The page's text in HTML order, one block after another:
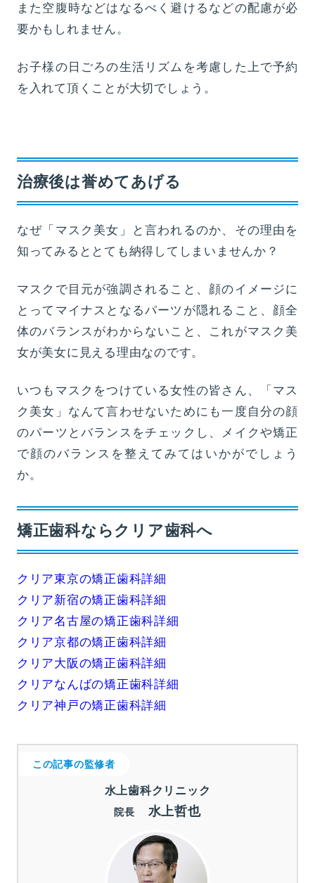
また空腹時などはなるべく避けるなどの配慮が必
要かもしれません。
お子様の日ごろの生活リズムを考慮した上で予約
を入れて頂くことが大切でしょう。
治療後は誉めてあげる
なぜ「マスク美女」と言われるのか、その理由を
知ってみるととても納得してしまいませんか？
マスクで目元が強調されること、顔のイメージに
とってマイナスとなるパーツが隠れること、顔全
体のバランスがわからないこと、これがマスク美
女が美女に見える理由なのです。
いつもマスクをつけている女性の皆さん、「マス
ク美女」なんて言わせないためにも一度自分の顔
のパーツとバランスをチェックし、メイクや矯正
で顔のバランスを整えてみてはいかがでしょう
か。
矯正歯科ならクリア歯科へ
クリア東京の矯正歯科詳細
クリア新宿の矯正歯科詳細
クリア名古屋の矯正歯科詳細
クリア京都の矯正歯科詳細
クリア大阪の矯正歯科詳細
クリアなんばの矯正歯科詳細
クリア神戸の矯正歯科詳細
この記事の監修者
水上歯科クリニック
院長 水上哲也